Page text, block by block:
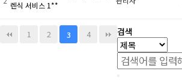
렌식 서비스 1**
1 2 3 4 검색